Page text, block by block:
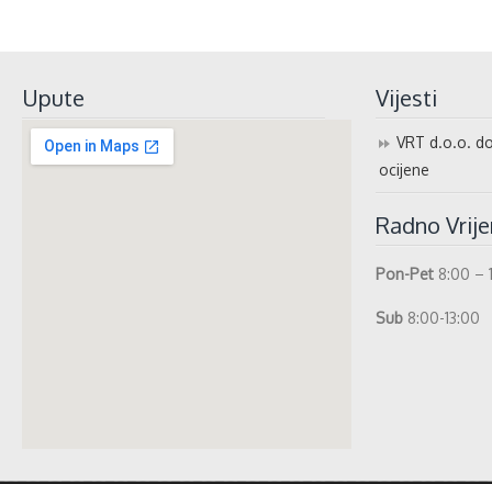
Upute Vijesti
VRT d.o.o.
ocijene
Radno
Pon-Pet 8:00 –
Sub 8:00-13:00